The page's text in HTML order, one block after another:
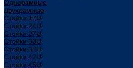
Однорамные
Двухрамные
Стойки 17U
Стойки 24U
Стойки 27U
Стойки 33U
Стойки 37U
Стойки 42U
Стойки 45U